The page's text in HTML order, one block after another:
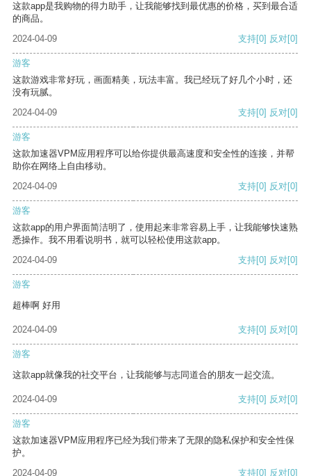
这款app是我购物的得力助手，让我能够找到最优惠的价格，买到最合适
的商品。
2024-04-09
支持[0] 反对[0]
游客
这款游戏非常好玩，画面精美，玩法丰富。我已经玩了好几个小时，还
没有玩腻。
2024-04-09
支持[0] 反对[0]
游客
这款加速器VPM应用程序可以给你提供最高速度和安全性的连接，并帮
助你在网络上自由移动。
2024-04-09
支持[0] 反对[0]
游客
这款app的用户界面简洁明了，使用起来非常容易上手，让我能够快速熟
悉操作。我不用看说明书，就可以轻松使用这款app。
2024-04-09
支持[0] 反对[0]
游客
超棒啊 好用
2024-04-09 支持[0] 反对[0]
游客
这款app就像我的社交平台，让我能够与志同道合的朋友一起交流。
2024-04-09 支持[0] 反对[0]
游客
这款加速器VPM应用程序已经为我们带来了无限的隐私保护和安全性保
护。
2024-04-09
支持[0] 反对[0]